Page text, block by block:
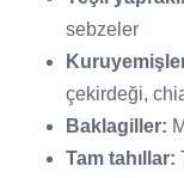
sebzeler
çekirdeği,
Baklagiller:
Tam tahıllar: